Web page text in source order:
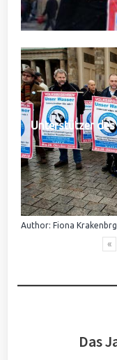
Unterstützer
Author: Fiona
«
Das